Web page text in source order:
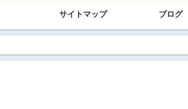
サイトマップ ブログ